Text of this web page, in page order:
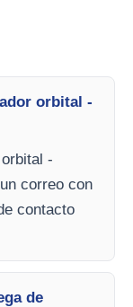
orbital -
-
correo con
contacto
de